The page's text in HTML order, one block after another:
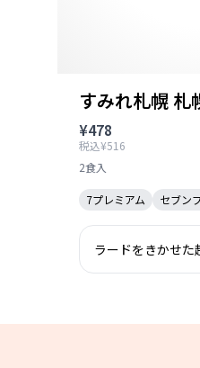
すみれ札幌 札
¥478
税込¥516
2食入
7プレミアム セブン
ラードをきかせた